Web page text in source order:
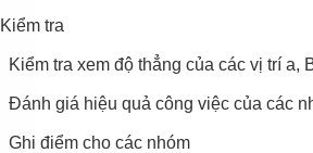
Kiểm tra
Kiểm tra xem độ thẳng của các vị trí a,
Đánh giá hiệu quả công việc của các
Ghi điểm cho các nhóm